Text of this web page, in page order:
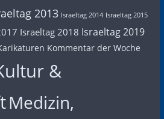
2013 Israeltag 2014 Israeltag 2015
Israeltag 2018 Israeltag 2019
Kommentar der Woche
&
Medizin,